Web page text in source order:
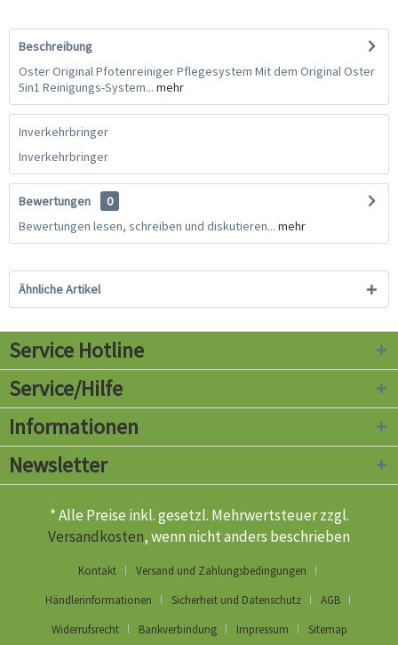
Beschreibung
Oster Original Pfotenreiniger Pflegesystem Mit dem Original Oster
5in1 Reinigungs-System... mehr
Inverkehrbringer
Inverkehrbringer
Bewertungen
0
Bewertungen lesen, schreiben und diskutieren... mehr
Ähnliche Artikel
Service Hotline
Service/Hilfe
Informationen
Newsletter
* Alle Preise inkl. gesetzl. Mehrwertsteuer zzgl.
Versandkosten, wenn nicht anders beschrieben
Kontakt
Versand und Zahlungsbedingungen
Händlerinformationen
Sicherheit und Datenschutz
AGB
Widerrufsrecht
Bankverbindung Impressum Sitemap